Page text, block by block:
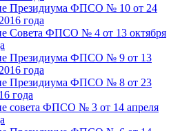
Президиума ФПСО № 10 от 24
года
Совета ФПСО № 4 от 13 октября
Президиума ФПСО № 9 от 13
года
Президиума ФПСО № 8 от 23
года
совета ФПСО № 3 от 14 апреля